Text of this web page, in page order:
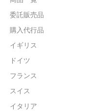
委託販売品
購入代行品
イギリス
ドイツ
フランス
スイス
イタリア